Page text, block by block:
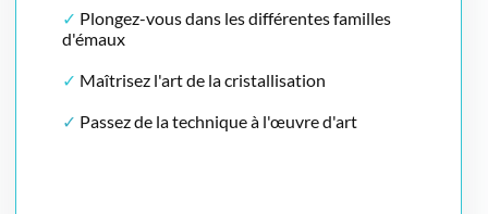
✓ Plongez-vous dans les différentes familles
d'émaux
✓ Maîtrisez l'art de la cristallisation
✓ Passez de la technique à l'œuvre d'art